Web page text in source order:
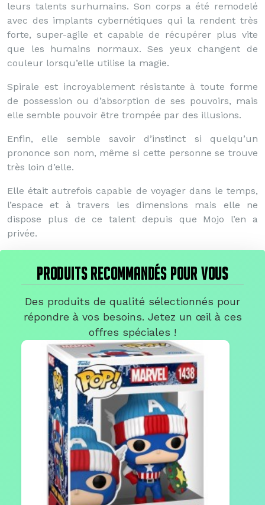
leurs talents surhumains. Son corps a été remodelé
avec des implants cybernétiques qui la rendent très
forte, super-agile et capable de récupérer plus vite
que les humains normaux. Ses yeux changent de
couleur lorsqu’elle utilise la magie.
Spirale est incroyablement résistante à toute forme
de possession ou d’absorption de ses pouvoirs, mais
elle semble pouvoir être trompée par des illusions.
Enfin, elle semble savoir d’instinct si quelqu’un
prononce son nom, même si cette personne se trouve
très loin d’elle.
Elle était autrefois capable de voyager dans le temps,
l’espace et à travers les dimensions mais elle ne
dispose plus de ce talent depuis que Mojo l’en a
privée.
PRODUITS RECOMMANDÉS POUR VOUS
Des produits de qualité sélectionnés pour
répondre à vos besoins. Jetez un œil à ces
offres spéciales !